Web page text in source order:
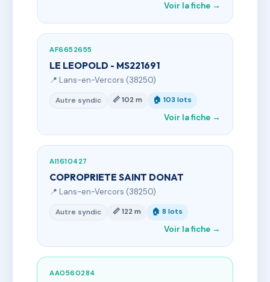
Voir la fiche →
AF6652655
LE LEOPOLD - MS221691
📍 Lans-en-Vercors (38250)
Autre syndic 📏 102 m 🏠 103 lots
Voir la fiche →
AI1610427
COPROPRIETE SAINT DONAT
📍 Lans-en-Vercors (38250)
Autre syndic 📏 122 m 🏠 8 lots
Voir la fiche →
AA0560284